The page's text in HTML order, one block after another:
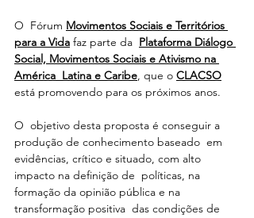
O  Fórum Movimentos Sociais e Territórios
para a Vida faz parte da Plataforma Diálogo
Social, Movimentos Sociais e Ativismo na
América  Latina e Caribe, que o CLACSO
está promovendo para os próximos anos.
O  objetivo desta proposta é conseguir a
produção de conhecimento baseado  em
evidências, crítico e situado, com alto
impacto na definição de  políticas, na
formação da opinião pública e na
transformação positiva  das condições de